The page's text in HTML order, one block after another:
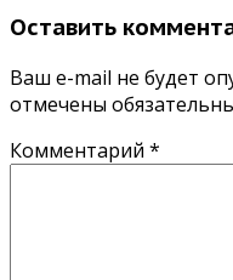
Оставить
Ваш e-mail не будет
отмечены
Комментарий *